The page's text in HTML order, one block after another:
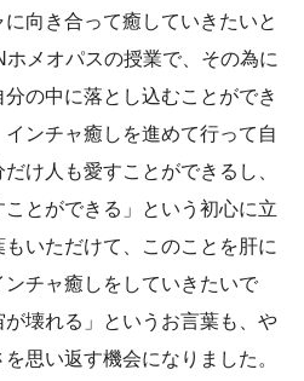
向き合って癒していきたいと
メオパスの授業で、その為に
の中に落とし込むことができ
ンチャ癒しを進めて行って自
け人も愛すことができるし、
ことができる」という初心に立
いただけて、このことを肝に
チャ癒しをしていきたいで
壊れる」というお言葉も、や
思い返す機会になりました。